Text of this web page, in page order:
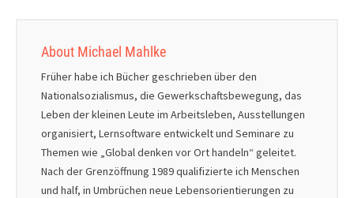
About Michael Mahlke
Früher habe ich Bücher geschrieben über den
Nationalsozialismus, die Gewerkschaftsbewegung, das
Leben der kleinen Leute im Arbeitsleben, Ausstellungen
organisiert, Lernsoftware entwickelt und Seminare zu
Themen wie „Global denken vor Ort handeln“ geleitet.
Nach der Grenzöffnung 1989 qualifizierte ich Menschen
und half, in Umbrüchen neue Lebensorientierungen zu